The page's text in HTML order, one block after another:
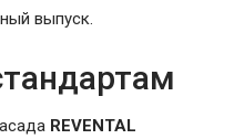
выпуск.
REVENTAL